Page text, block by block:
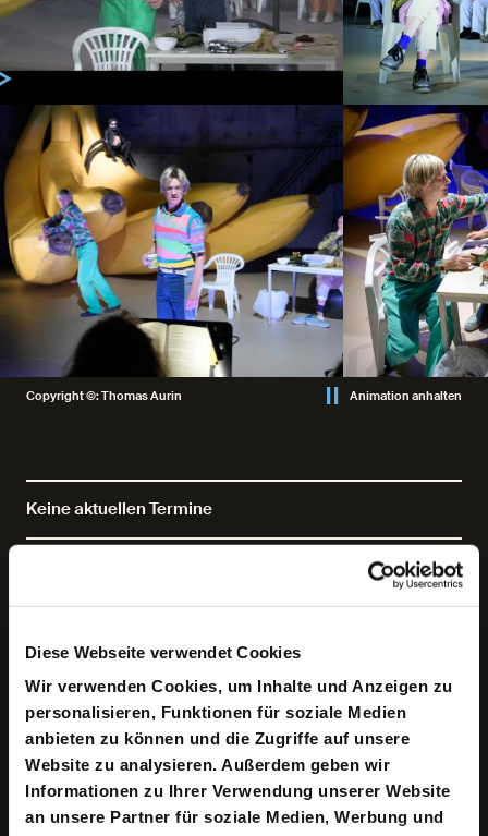
Diese Webseite verwendet Cookies
Wir verwenden Cookies, um Inhalte und Anzeigen zu
personalisieren, Funktionen für soziale Medien
anbieten zu können und die Zugriffe auf unsere
Website zu analysieren. Außerdem geben wir
Informationen zu Ihrer Verwendung unserer Website
an unsere Partner für soziale Medien, Werbung und
Copyright ©: Thomas Aurin Animation anhalten
Keine aktuellen Termine
bloße Eierstocklotterie lautet die Gesetzesnovelle in der
neuesten Farce von Nora Abdel-Maksoud, nominiert für
den Mülheimer Dramatikpreis 2022. Machte man Ernst
damit, so würde mit der ungeheuren Geldmenge auch
gewaltige politische und wirtschaftliche Macht neu
verteilt, Ungleichheit zwar nicht abgeschafft, aber doch
Gerechtigkeit hergestellt sein … ein Stück weit.
Angesiedelt wird das neue Amt für die Erbschaftslotterie
gleich neben dem Jobcenter. Arme und junge Erben